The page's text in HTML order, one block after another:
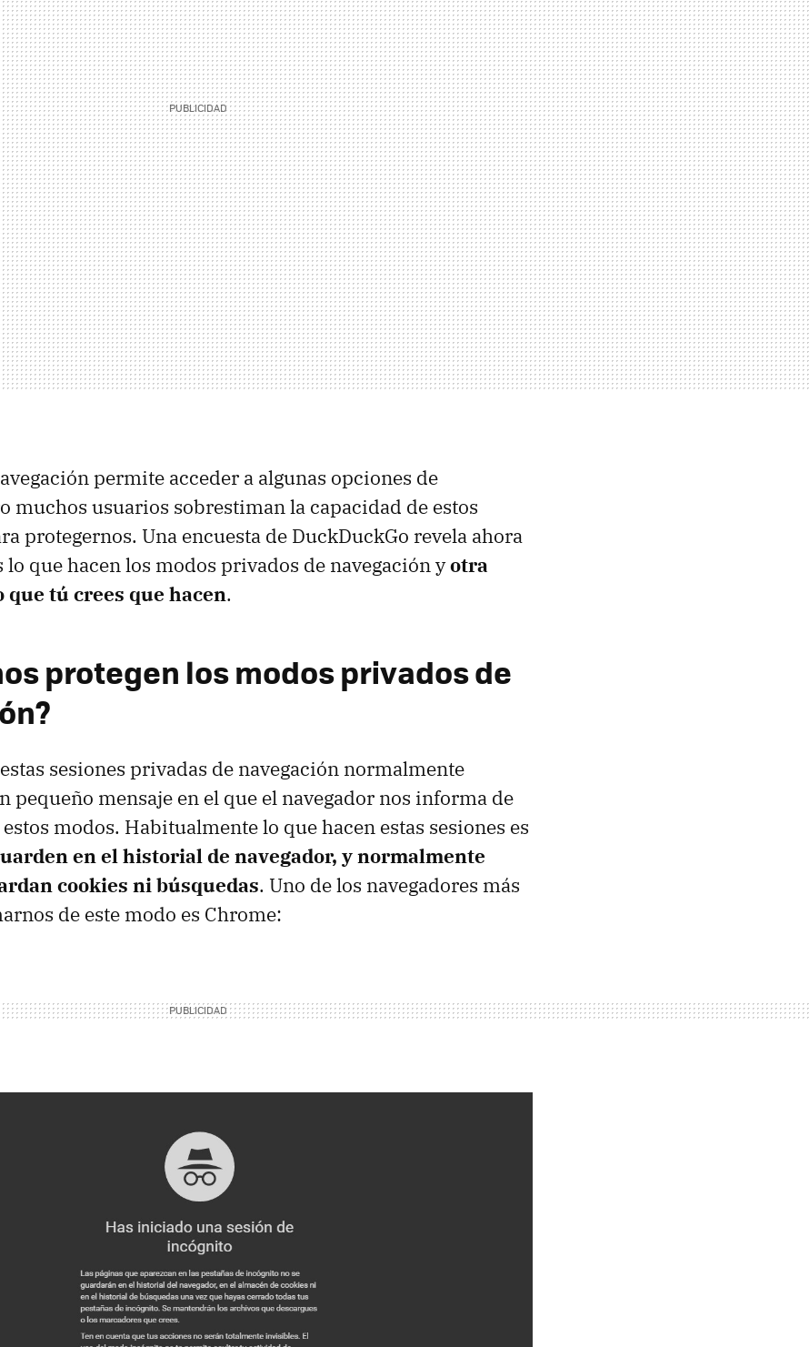
permite acceder a algunas opciones de
muchos usuarios sobrestiman la capacidad de estos
protegernos. Una encuesta de DuckDuckGo revela ahora
lo que hacen los modos privados de navegación yotra
tú crees que hacen.
protegen los modos privados de
sesiones privadas de navegación normalmente
pequeño mensaje en el que el navegador nos informa de
modos. Habitualmente lo que hacen estas sesiones es
en el historial de navegador, y normalmente
cookies ni búsquedas. Uno de los navegadores más
de este modo es Chrome: